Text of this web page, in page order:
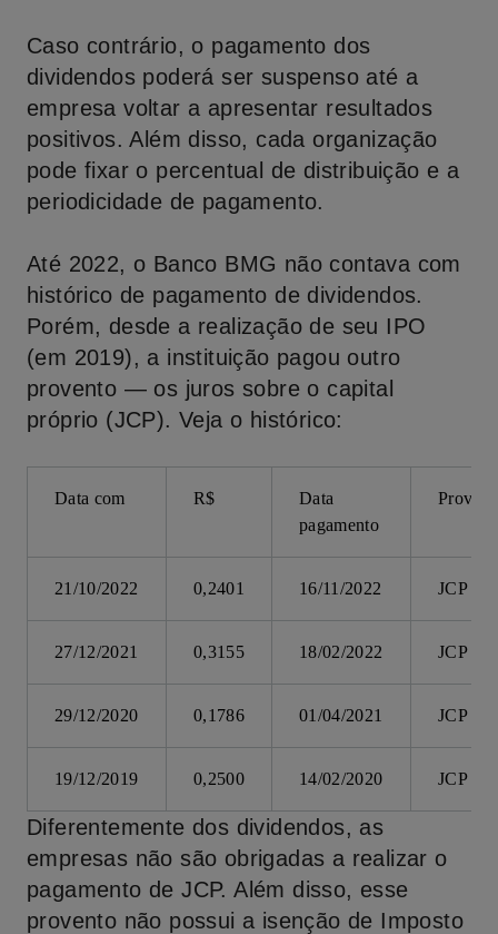
Caso contrário, o pagamento dos
dividendos poderá ser suspenso até a
empresa voltar a apresentar resultados
positivos. Além disso, cada organização
pode fixar o percentual de distribuição e a
periodicidade de pagamento.
Até 2022, o Banco BMG não contava com
histórico de pagamento de dividendos.
Porém, desde a realização de seu IPO
(em 2019), a instituição pagou outro
provento — os juros sobre o capital
próprio (JCP). Veja o histórico:
Data com R$
Data
pagamento
21/10/2022 0,2401 16/11/2022 JCP
27/12/2021 0,3155 18/02/2022 JCP
29/12/2020 0,1786 01/04/2021 JCP
19/12/2019 0,2500 14/02/2020 JCP
Diferentemente dos dividendos, as
empresas não são obrigadas a realizar o
pagamento de JCP. Além disso, esse
provento não possui a isenção de Imposto